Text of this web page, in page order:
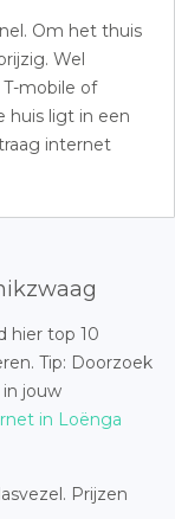
Om het thuis
Wel
T-mobile of
huis ligt in een
internet
hier top 10
Tip: Doorzoek
jouw
in Loënga
Prijzen